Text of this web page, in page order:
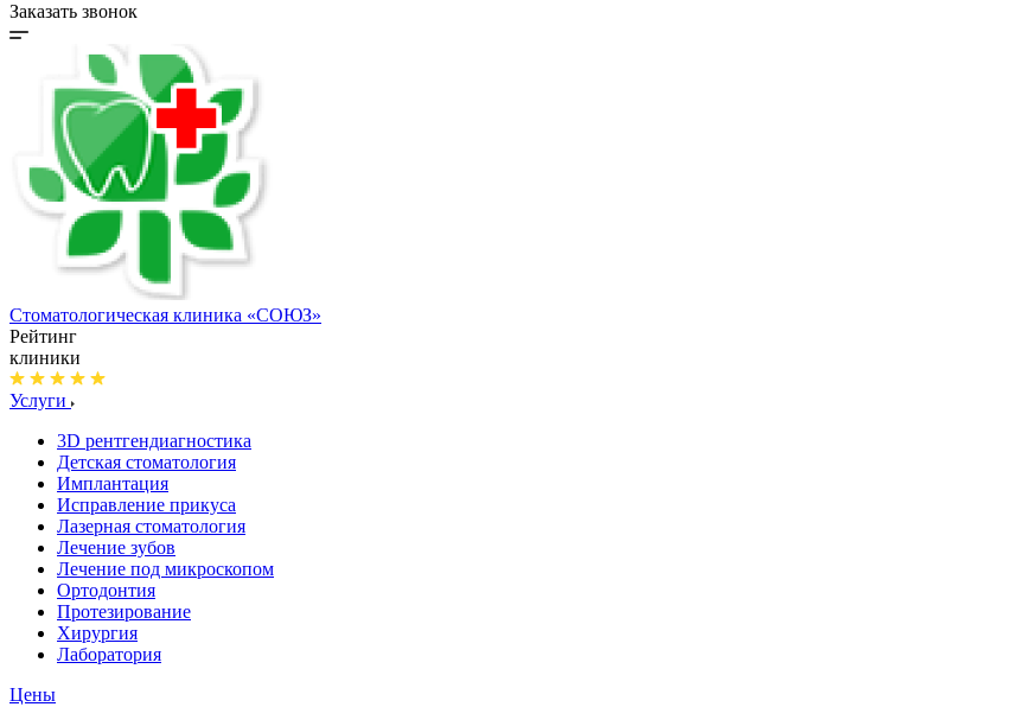
Заказать звонок
Стоматологическая клиника «СОЮЗ»
Рейтинг
клиники
Услуги
3D рентгендиагностика
Детская стоматология
Имплантация
Исправление прикуса
Лазерная стоматология
Лечение зубов
Лечение под микроскопом
Ортодонтия
Протезирование
Хирургия
Лаборатория
Цены